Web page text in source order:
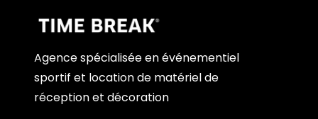
Agence spécialisée en événementiel
sportif et location de matériel de
réception et décoration